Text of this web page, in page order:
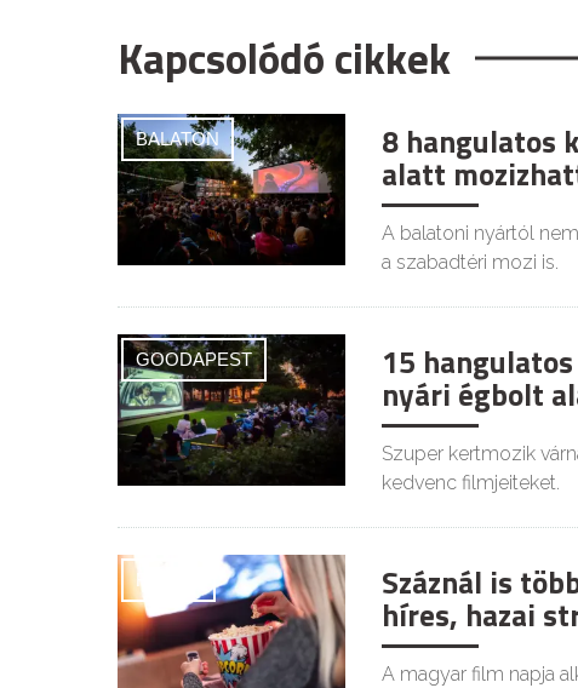
Kapcsolódó cikkek
BALATON 8 hangulatos
alatt
A balatoni nyártól
a szabadtéri mozi is.
GOODAPEST 15
nyári égbolt
Szuper kertmozik
kedvenc filmjeiteket.
FILMEK Száznál is
híres, hazai
A magyar film napja